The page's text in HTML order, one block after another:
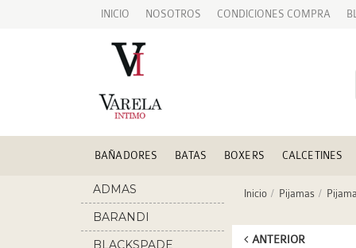
INICIO NOSOTROS CONDICIONES COMPRA
BAÑADORES BATAS BOXERS CALCETINES
ADMAS
BARANDI
BLACKSPADE
Inicio Pijamas
ANTERIOR